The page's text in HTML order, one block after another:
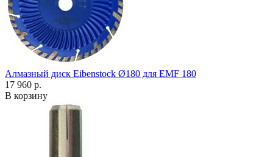
Алмазный диск Eibenstock Ø180 для EMF 180
17 960 р.
В корзину